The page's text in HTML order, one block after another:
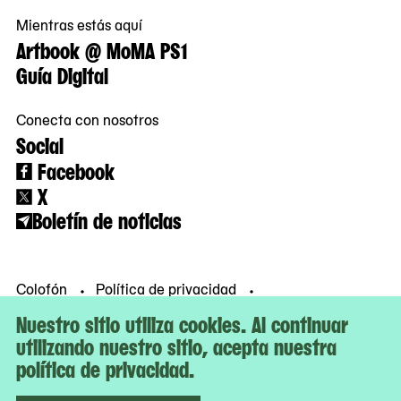
Nuestro sitio utiliza cookies. Al continuar
utilizando nuestro sitio, acepta nuestra
política de privacidad.
Mientras estás aquí
Artbook @ MoMA PS1
Guía Digital
Conecta con nosotros
Social
Facebook
X
Boletín de noticias
Colofón
Política de privacidad